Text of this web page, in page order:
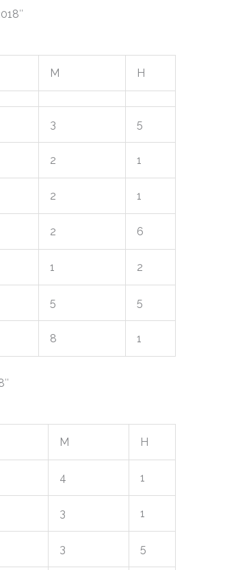
M H
3 5
2 1
2 1
2 6
1 2
5 5
8 1
M H
4 1
3 1
3 5